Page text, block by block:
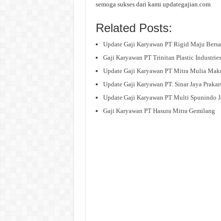
semoga sukses dari kami updategajian.com
Related Posts:
Update Gaji Karyawan PT Rigid Maju
Gaji Karyawan PT Trinitan Plastic Industries
Update Gaji Karyawan PT Mitra Mulia
Update Gaji Karyawan PT. Sinar Jaya
Update Gaji Karyawan PT Multi Spunindo
Gaji Karyawan PT Hasura Mitra Gemilang